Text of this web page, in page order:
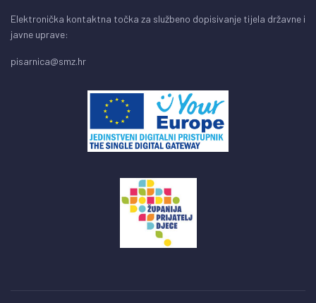
Elektronička kontaktna točka za službeno dopisivanje tijela državne i
javne uprave:
pisarnica@smz.hr